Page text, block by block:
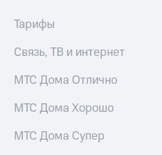
Тарифы
Связь, ТВ и интернет
МТС Дома Отлично
МТС Дома Хорошо
МТС Дома Супер